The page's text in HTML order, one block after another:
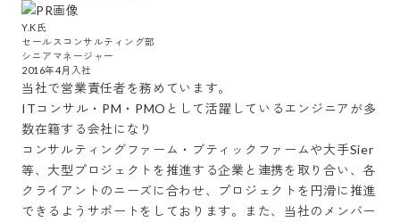
Y.K氏
セールスコンサルティング部
シニアマネージャー
当社で営業責任者を務めています。
ITコンサル・PM・PMOとして活躍しているエンジニアが多
数在籍する会社になり
コンサルティングファーム・ブティックファームや大手Sier
等、大型プロジェクトを推進する企業と連携を取り合い、各
クライアントのニーズに合わせ、プロジェクトを円滑に推進
できるようサポートをしております。また、当社のメンバー